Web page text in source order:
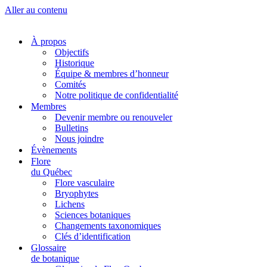
Aller au contenu
À propos
Objectifs
Historique
Équipe & membres d’honneur
Comités
Notre politique de confidentialité
Membres
Devenir membre ou renouveler
Bulletins
Nous joindre
Évènements
Flore
du Québec
Flore vasculaire
Bryophytes
Lichens
Sciences botaniques
Changements taxonomiques
Clés d’identification
Glossaire
de botanique